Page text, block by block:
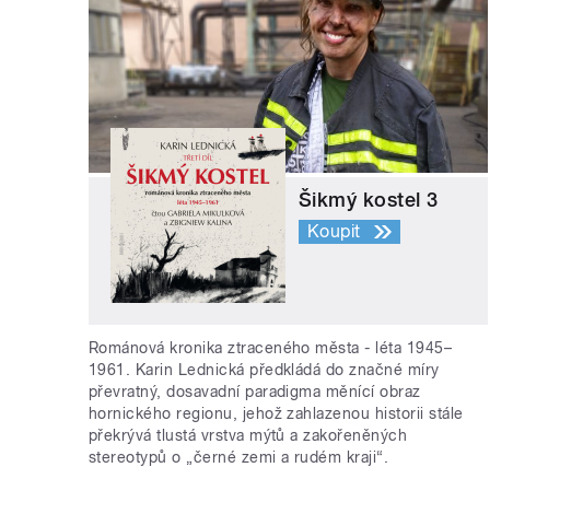
Šikmý kostel 3
Koupit
Románová kronika ztraceného města - léta 1945–
1961. Karin Lednická předkládá do značné míry
převratný, dosavadní paradigma měnící obraz
hornického regionu, jehož zahlazenou historii stále
překrývá tlustá vrstva mýtů a zakořeněných
stereotypů o „černé zemi a rudém kraji“.